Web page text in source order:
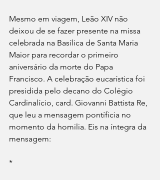
Mesmo em viagem, Leão XIV não
deixou de se fazer presente na missa
celebrada na Basílica de Santa Maria
Maior para recordar o primeiro
aniversário da morte do Papa
Francisco. A celebração eucarística foi
presidida pelo decano do Colégio
Cardinalício, card. Giovanni Battista Re,
que leu a mensagem pontíficia no
momento da homilia. Eis na íntegra da
mensagem:
*